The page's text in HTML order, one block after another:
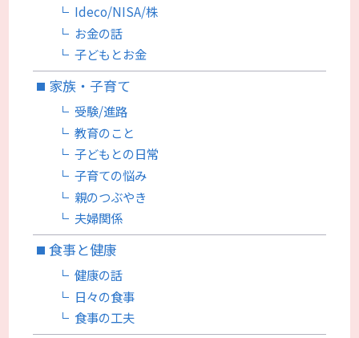
Ideco/NISA/株
お金の話
子どもとお金
家族・子育て
受験/進路
教育のこと
子どもとの日常
子育ての悩み
親のつぶやき
夫婦関係
食事と健康
健康の話
日々の食事
食事の工夫